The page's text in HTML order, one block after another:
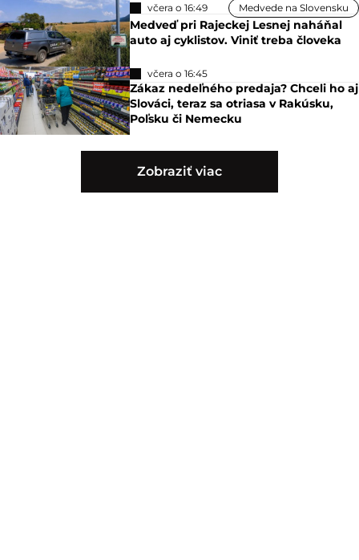
včera o 16:49 Medvede na Slovensku
Medveď pri Rajeckej Lesnej naháňal
auto aj cyklistov. Viniť treba človeka
včera o 16:45
Zákaz nedeľného predaja? Chceli ho aj
Slováci, teraz sa otriasa v Rakúsku,
Poľsku či Nemecku
Zobraziť viac